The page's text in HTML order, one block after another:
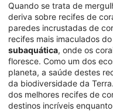
Quando se trata de
deriva sobre recifes de
paredes incrustadas de
recifes mais imaculados
subaquática, onde os
floresce. Como um dos
planeta, a saúde destes
da biodiversidade da
dos melhores recifes de
destinos incríveis